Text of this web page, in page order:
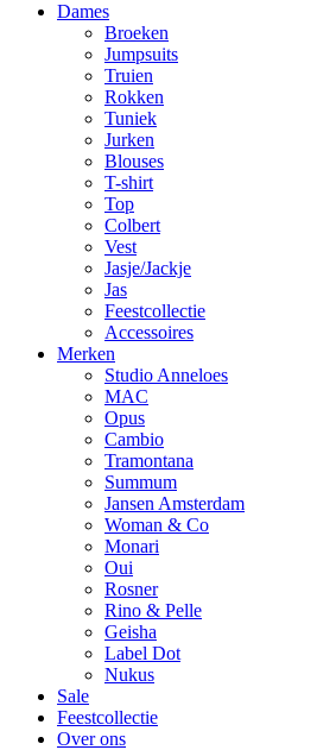
Dames
Broeken
Jumpsuits
Truien
Rokken
Tuniek
Jurken
Blouses
T-shirt
Top
Colbert
Vest
Jasje/Jackje
Jas
Feestcollectie
Accessoires
Merken
Studio Anneloes
MAC
Opus
Cambio
Tramontana
Summum
Jansen Amsterdam
Woman & Co
Monari
Oui
Rosner
Rino & Pelle
Geisha
Label Dot
Nukus
Sale
Feestcollectie
Over ons